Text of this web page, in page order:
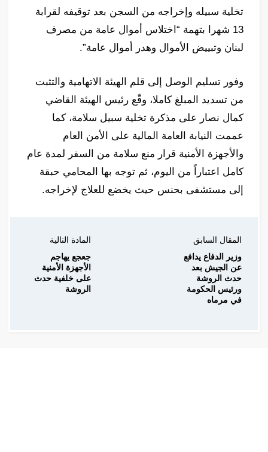
تخلية سبيله وإخراجه من السجن بعد توقيفه لقرابة
13 شهرا بتهمة “اختلاس أموال عامة من مصرف
لبنان وتبييض الأموال وهدر أموال عامة”.
وفور تسليم الوصل إلى قلم الهيئة الاتهامية والتثبت
من تسديد المبلغ كاملا، وقّع رئيس الهيئة القاضي
كمال نصار على مذكرة تخلية سبيل سلامة، كما
عممت النيابة العامة المالية على الأمن العام
والأجهزة الأمنية قرار منع سلامة من السفر لمدة عام
كامل اعتباراً من اليوم، ثم توجه بها المحامي حبقة
إلى مستشفى بحنس حيث يخضع للعلاج لإخراجه.
المقال السابق
وزير الدفاع يدافع
عن الجيش بعد
حدث الروشة
ورئيس الحكومة
في مرماه
المادة التالية
جعجع يهاجم
الأجهزة الأمنية
على خلفية حدث
الروشة